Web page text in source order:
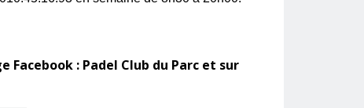
Facebook :Padel Club du Parcet sur